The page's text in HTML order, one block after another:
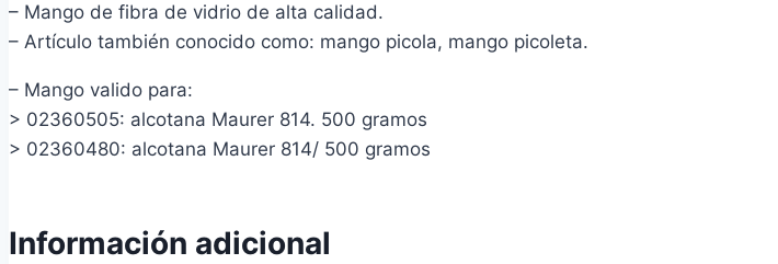
– Mango de fibra de vidrio de alta calidad.
– Artículo también conocido como: mango picola, mango picoleta.
– Mango valido para:
> 02360505: alcotana Maurer 814. 500 gramos
> 02360480: alcotana Maurer 814/ 500 gramos
Información adicional